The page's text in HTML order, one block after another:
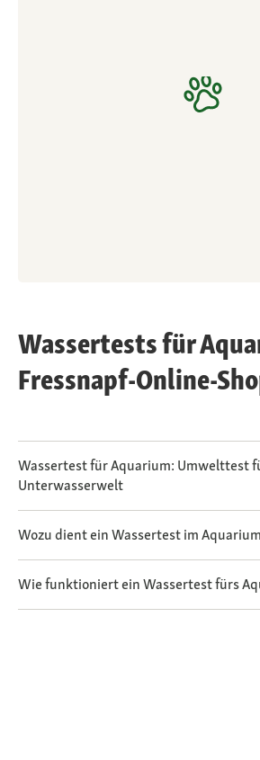
Wassertests für
Fressnapf-Online-
Wassertest für Aquarium: Umwelttest
Unterwasserwelt
Wozu dient ein Wassertest im
Wie funktioniert ein Wassertest fürs